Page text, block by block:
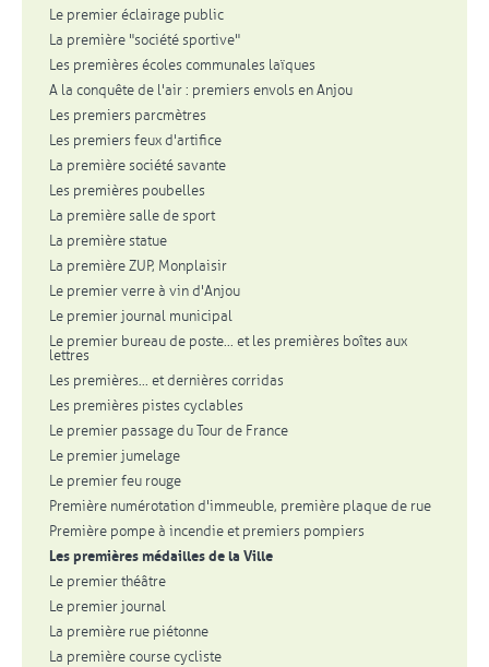
Le premier éclairage public
La première "société sportive"
Les premières écoles communales laïques
A la conquête de l'air : premiers envols en Anjou
Les premiers parcmètres
Les premiers feux d'artifice
La première société savante
Les premières poubelles
La première salle de sport
La première statue
La première ZUP, Monplaisir
Le premier verre à vin d'Anjou
Le premier journal municipal
Le premier bureau de poste... et les premières boîtes aux
lettres
Les premières... et dernières corridas
Les premières pistes cyclables
Le premier passage du Tour de France
Le premier jumelage
Le premier feu rouge
Première numérotation d'immeuble, première plaque de rue
Première pompe à incendie et premiers pompiers
Les premières médailles de la Ville
Le premier théâtre
Le premier journal
La première rue piétonne
La première course cycliste